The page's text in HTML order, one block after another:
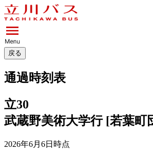
戻る
通過時刻表
立30
武蔵野美術大学行 [若葉町
2026年6月6日 時点